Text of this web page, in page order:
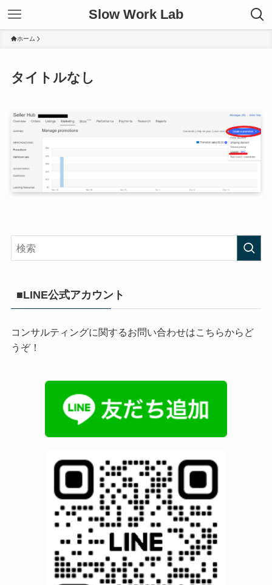
Slow Work Lab
ホーム
タイトルなし
■LINE公式アカウント
コンサルティングに関するお問い合わせはこちらからど
うぞ！